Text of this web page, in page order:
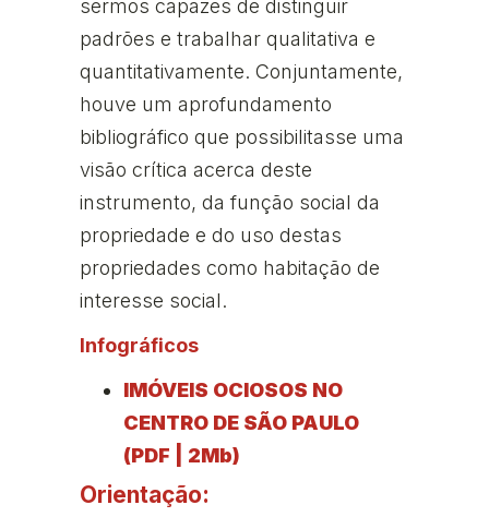
sermos capazes de distinguir
padrões e trabalhar qualitativa e
quantitativamente. Conjuntamente,
houve um aprofundamento
bibliográfico que possibilitasse uma
visão crítica acerca deste
instrumento, da função social da
propriedade e do uso destas
propriedades como habitação de
interesse social.
Infográficos
IMÓVEIS OCIOSOS NO
CENTRO DE SÃO PAULO
(PDF | 2Mb)
Orientação: